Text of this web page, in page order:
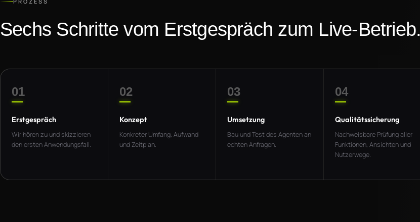
Sechs Schritte vom Erstgespräch zum Live-Betrieb.
01
Erstgespräch
Wir hören zu und skizzieren
den ersten Anwendungsfall.
02
Konzept
Konkreter Umfang, Aufwand
und Zeitplan.
03
Umsetzung
Bau und Test des Agenten an
echten Anfragen.
04
Qualitätssicherung
Nachweisbare Prüfung aller
Funktionen, Ansichten und
Nutzerwege.